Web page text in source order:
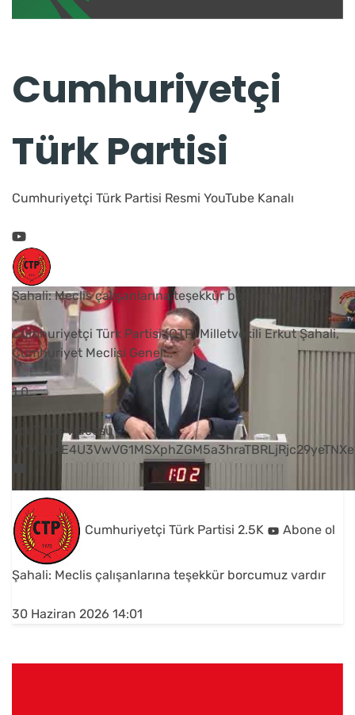
Cumhuriyetçi
Türk Partisi
Cumhuriyetçi Türk Partisi Resmi YouTube Kanalı
Şahali: Meclis çalışanlarına teşekkür borcumuz vardır
Cumhuriyetçi Türk Partisi (CTP) Milletvekili Erkut Şahali,
Cumhuriyet Meclisi Genel...
1 0
YouTube Videosu
Cumhuriyetçi Türk Partisi 2.5K Abone ol
Şahali: Meclis çalışanlarına teşekkür borcumuz vardır
30 Haziran 2026 14:01